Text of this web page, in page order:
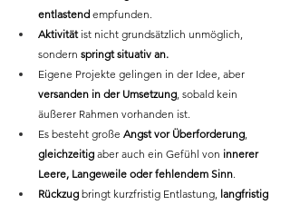
entlastend empfunden.
Aktivität ist nicht grundsätzlich unmöglich,
sondern springt situativ an.
Eigene Projekte gelingen in der Idee, aber
versanden in der Umsetzung , sobald kein
äußerer Rahmen vorhanden ist.
Es besteht große Angst vor Überforderung
gleichzeitig aber auch ein Gefühl von innerer
Leere, Langeweile oder fehlendem Sinn
Rückzug bringt kurzfristig Entlastung, langfristig